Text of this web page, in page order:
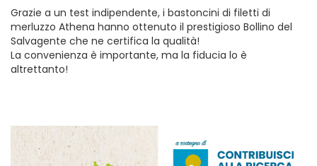
Grazie a un test indipendente, i bastoncini di filetti di
merluzzo Athena hanno ottenuto il prestigioso Bollino del
Salvagente che ne certifica la qualità!
La convenienza è importante, ma la fiducia lo è
altrettanto!